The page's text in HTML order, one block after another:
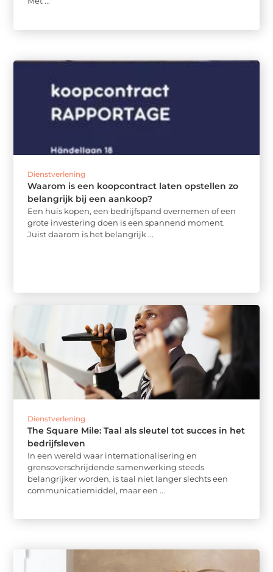
Dienstverlening
Waarom is een koopcontract laten opstellen zo
belangrijk bij een aankoop?
Een huis kopen, een bedrijfspand overnemen of een
grote investering doen is een spannend moment.
Juist daarom is het belangrijk ...
Dienstverlening
The Square Mile: Taal als sleutel tot succes in het
bedrijfsleven
In een wereld waar internationalisering en
grensoverschrijdende samenwerking steeds
belangrijker worden, is taal niet langer slechts een
communicatiemiddel, maar een ...